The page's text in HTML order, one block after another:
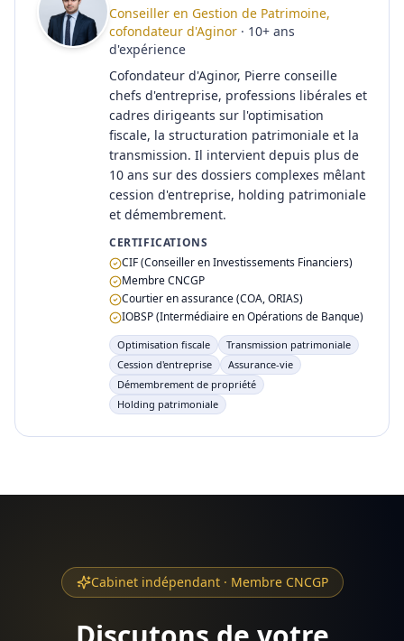
Conseiller en Gestion de Patrimoine,
cofondateur d'Aginor · 10+ ans
d'expérience
Cofondateur d'Aginor, Pierre conseille
chefs d'entreprise, professions libérales et
cadres dirigeants sur l'optimisation
fiscale, la structuration patrimoniale et la
transmission. Il intervient depuis plus de
10 ans sur des dossiers complexes mêlant
cession d'entreprise, holding patrimoniale
et démembrement.
CERTIFICATIONS
CIF (Conseiller en Investissements Financiers)
Membre CNCGP
Courtier en assurance (COA, ORIAS)
IOBSP (Intermédiaire en Opérations de Banque)
Optimisation fiscale
Transmission patrimoniale
Cession d'entreprise
Assurance-vie
Démembrement de propriété
Holding patrimoniale
Cabinet indépendant · Membre CNCGP